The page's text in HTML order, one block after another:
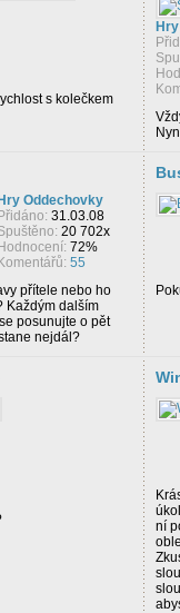
s kolečkem
Hry Oddechovky
Přidáno: 31.03.08
20 702x
Hodnocení: 72%
Komentářů: 55
přítele nebo ho
Každým dalším
posunujte o pět
nejdál?
ní